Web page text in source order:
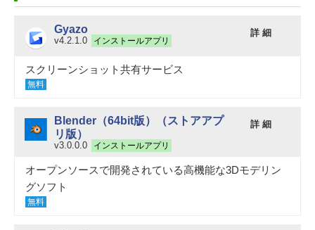
Gyazo
v4.2.1.0 インストールアプリ
詳 細
スクリーンショット共有サービス
無料
Blender（64bit版）（ストアアプ
リ版）
v3.0.0.0 インストールアプリ
詳 細
オープンソースで開発されている高機能な3Dモデリン
グソフト
無料